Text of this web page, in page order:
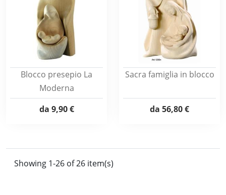
Blocco presepio La
Moderna
da 9,90 €
Sacra famiglia in blocco
da 56,80 €
Showing 1-26 of 26 item(s)